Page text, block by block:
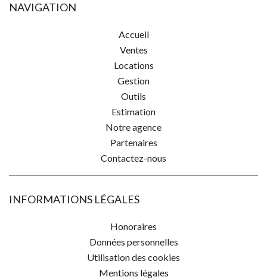
NAVIGATION
Accueil
Ventes
Locations
Gestion
Outils
Estimation
Notre agence
Partenaires
Contactez-nous
INFORMATIONS LÉGALES
Honoraires
Données personnelles
Utilisation des cookies
Mentions légales